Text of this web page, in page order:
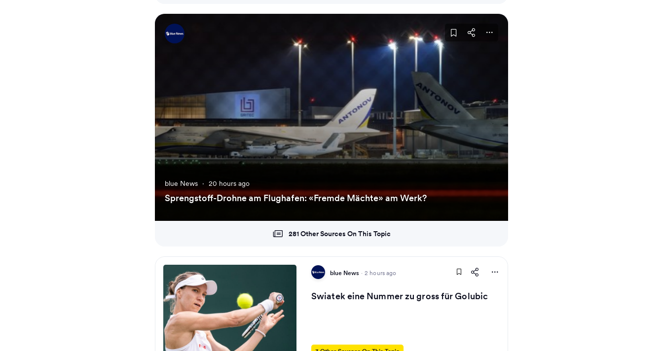
blue News · 20 hours ago
Sprengstoff-Drohne am Flughafen: «Fremde Mächte» am Werk?
281 Other Sources On This Topic
blue News · 2 hours ago
Swiatek eine Nummer zu gross für Golubic